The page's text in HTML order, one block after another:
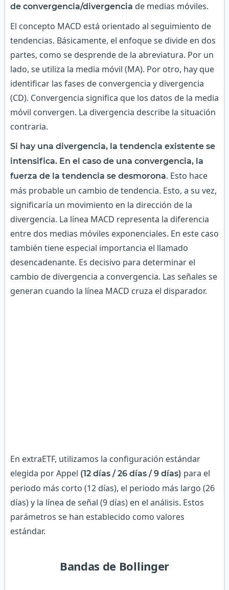
de convergencia/divergencia de medias móviles.
El concepto MACD está orientado al seguimiento de
tendencias. Básicamente, el enfoque se divide en dos
partes, como se desprende de la abreviatura. Por un
lado, se utiliza la media móvil (MA). Por otro, hay que
identificar las fases de convergencia y divergencia
(CD). Convergencia significa que los datos de la media
móvil convergen. La divergencia describe la situación
contraria.
Si hay una divergencia, la tendencia existente se
intensifica. En el caso de una convergencia, la
fuerza de la tendencia se desmorona. Esto hace
más probable un cambio de tendencia. Esto, a su vez,
significaría un movimiento en la dirección de la
divergencia. La línea MACD representa la diferencia
entre dos medias móviles exponenciales. En este caso
también tiene especial importancia el llamado
desencadenante. Es decisivo para determinar el
cambio de divergencia a convergencia. Las señales se
generan cuando la línea MACD cruza el disparador.
En extraETF, utilizamos la configuración estándar
elegida por Appel (12 días / 26 días / 9 días) para el
periodo más corto (12 días), el periodo más largo (26
días) y la línea de señal (9 días) en el análisis. Estos
parámetros se han establecido como valores
estándar.
Bandas de Bollinger